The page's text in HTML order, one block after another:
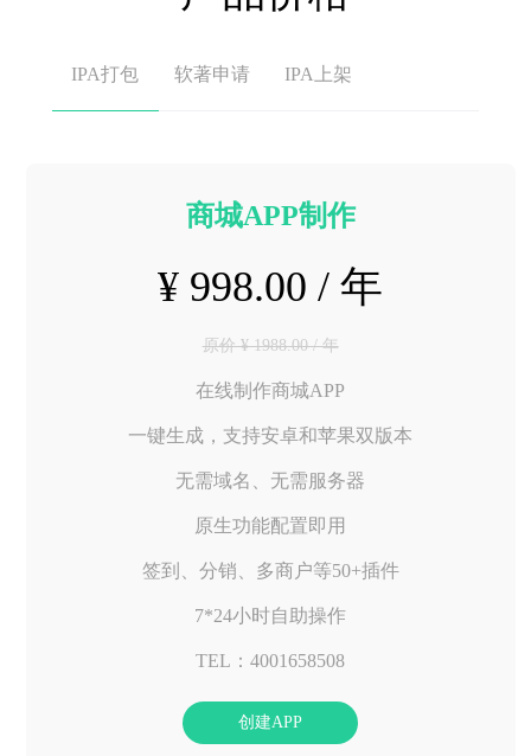
IPA打包 软著申请 IPA上架
商城APP制作
¥ 998.00 / 年
原价 ¥ 1988.00 / 年
在线制作商城APP
一键生成，支持安卓和苹果双版本
无需域名、无需服务器
原生功能配置即用
签到、分销、多商户等50+插件
7*24小时自助操作
TEL：4001658508
创建APP